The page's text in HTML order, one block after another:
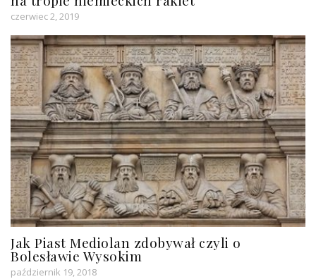
czerwiec 2, 2019
Jak Piast Mediolan zdobywał czyli o
Bolesławie Wysokim
październik 19, 2018